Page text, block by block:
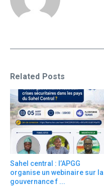
Related Posts
Sahel central : l’APGG
organise un webinaire sur la
gouvernance f ...